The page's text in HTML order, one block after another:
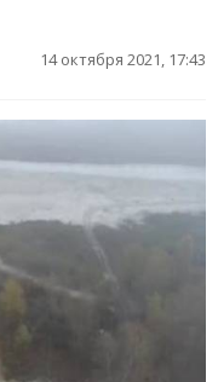
14 октября 2021, 17:43